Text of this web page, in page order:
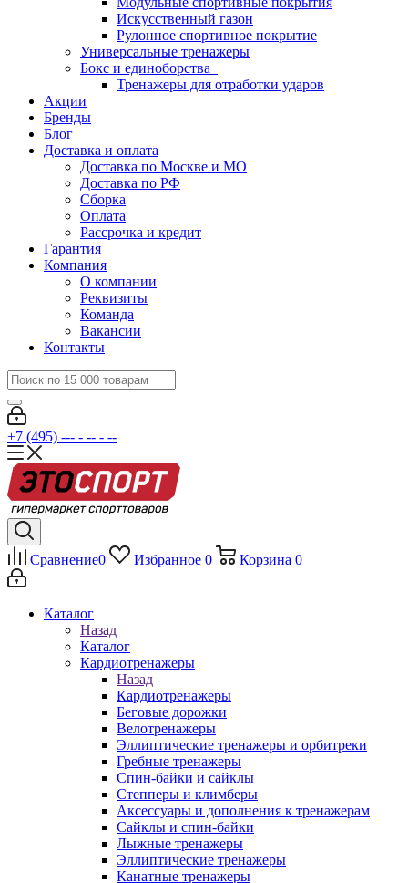
Искусственный газон
Рулонное спортивное покрытие
Универсальные тренажеры
Бокс и единоборства
Тренажеры для отработки ударов
Акции
Бренды
Блог
Доставка и оплата
Доставка по Москве и МО
Доставка по РФ
Сборка
Оплата
Рассрочка и кредит
Гарантия
Компания
О компании
Реквизиты
Команда
Вакансии
Контакты
+7 (495) --- - -- - --
Сравнение0 Избранное 0 Корзина 0
Каталог
Назад
Каталог
Кардиотренажеры
Назад
Кардиотренажеры
Беговые дорожки
Велотренажеры
Эллиптические тренажеры и орбитреки
Гребные тренажеры
Спин-байки и сайклы
Степперы и климберы
Аксессуары и дополнения к тренажерам
Сайклы и спин-байки
Лыжные тренажеры
Эллиптические тренажеры
Канатные тренажеры